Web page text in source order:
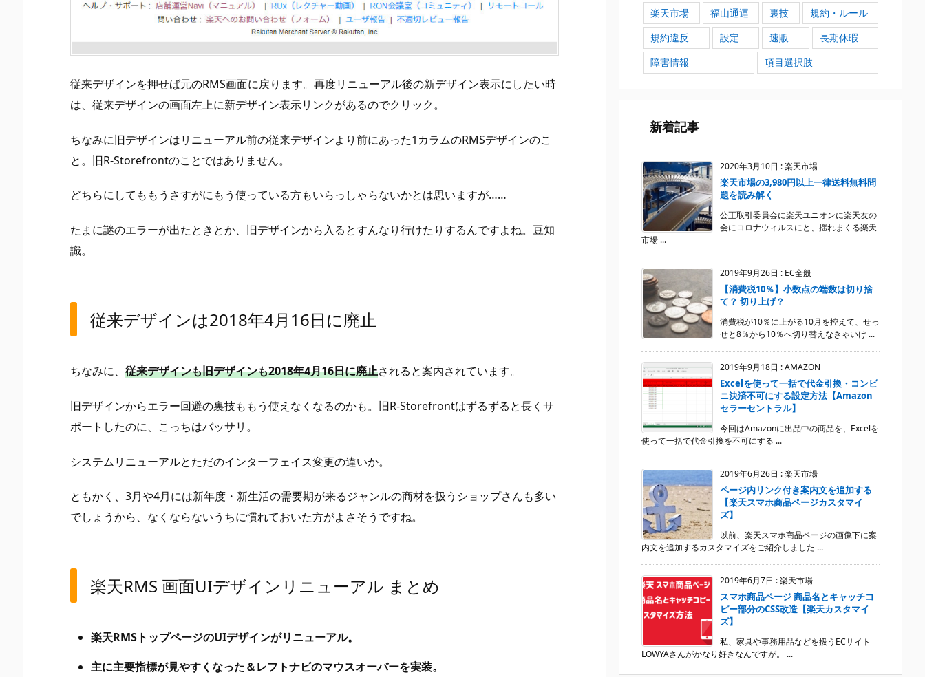
R
S
面
イ
リ
ま
と
従来デザインを押せば元のRMS画面に戻ります。再度リニューアル後の新デザイン表示にしたい時
は、従来デザインの画面左上に新デザイン表示リンクがあるのでクリック。
ちなみに旧デザインはリニューアル前の従来デザインより前にあった1カラムのRMSデザインのこ
と。旧R-Storefrontのことではありません。
どちらにしてももうさすがにもう使っている方もいらっしゃらないかとは思いますが……
たまに謎のエラーが出たときとか、旧デザインから入るとすんなり行けたりするんですよね。豆知
識。
従来デザインは2018年4月16日に廃止
ちなみに、 従来デザインも旧デザインも2018年4月16日に廃止されると案内されています。
旧デザインからエラー回避の裏技ももう使えなくなるのかも。旧R-Storefrontはずるずると長くサ
ポートしたのに、こっちはバッサリ。
システムリニューアルとただのインターフェイス変更の違いか。
ともかく、3月や4月には新年度・新生活の需要期が来るジャンルの商材を扱うショップさんも多い
でしょうから、なくならないうちに慣れておいた方がよさそうですね。
楽天RMS 画面UIデザインリニューアル まとめ
楽天RMSトップページのUIデザインがリニューアル。
主に主要指標が見やすくなった＆レフトナビのマウスオーバーを実装。
楽天市場
福山通運 裏技
規約・ルール
規約違反
設定 速販
長期休暇
障害情報
項目選択肢
新着記事
2020年3月10日 :楽天市場
楽天市場の3,980円以上一律送料無料問
題を読み解く
公正取引委員会に楽天ユニオンに楽天友の
会にコロナウィルスにと、揺れまくる楽天
市場 ...
2019年9月26日 : EC全般
【消費税10％】小数点の端数は切り捨
て？ 切り上げ？
消費税が10％に上がる10月を控えて、せっ
せと8％から10％へ切り替えなきゃいけ ...
2019年9月18日 :AMAZON
Excelを使って一括で代金引換・コンビ
ニ決済不可にする設定方法【Amazon
セラーセントラル】
今回はAmazonに出品中の商品を、Excelを
使って一括で代金引換を不可にする ...
2019年6月26日 :楽天市場
ページ内リンク付き案内文を追加する
【楽天スマホ商品ページカスタマイ
ズ】
以前、楽天スマホ商品ページの画像下に案
内文を追加するカスタマイズをご紹介しました ...
2019年6月7日 :楽天市場
スマホ商品ページ 商品名とキャッチコ
ピー部分のCSS改造【楽天カスタマイ
ズ】
私、家具や事務用品などを扱うECサイト
LOWYAさんがかなり好きなんですが。 ...